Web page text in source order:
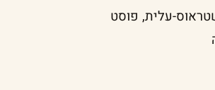
עלית, פוסט